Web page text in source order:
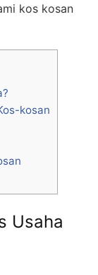
kos kosan
kosan
Usaha